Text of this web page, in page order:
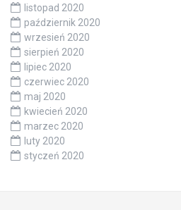
listopad 2020
październik 2020
wrzesień 2020
sierpień 2020
lipiec 2020
czerwiec 2020
maj 2020
kwiecień 2020
marzec 2020
luty 2020
styczeń 2020